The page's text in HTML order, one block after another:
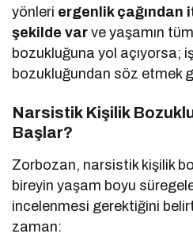
yönleri ergenlik çağından
şekilde var ve yaşamın
bozukluğuna yol açıyorsa;
bozukluğundan söz etmek
Narsistik Kişilik
Başlar?
Zorbozan, narsistik kişilik
bireyin yaşam boyu
incelenmesi gerektiğini
zaman: